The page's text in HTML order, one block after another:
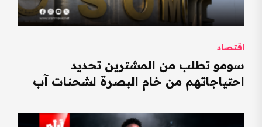
اقتصاد
سومو تطلب من المشترين تحديد
احتياجاتهم من خام البصرة لشحنات آب